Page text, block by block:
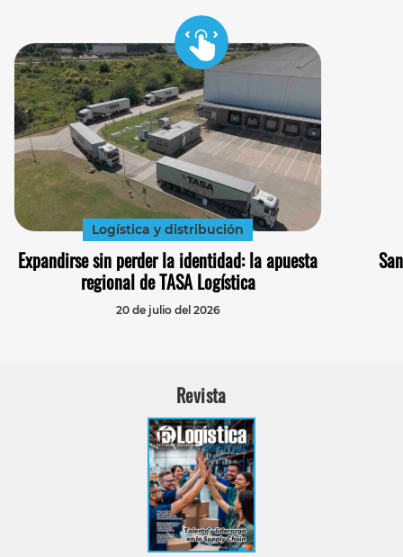
Logística y distribución
Expandirse sin perder la identidad: la apuesta
regional de TASA Logística
20 de julio del 2026
Revista